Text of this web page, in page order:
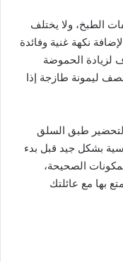
الطبخ، ولا يختلف
نكهة غنية وفائدة
لزيادة الحموضة
ليمونة طازجة إذا
لتحضير طبق السلق
بشكل جيد قبل بدء
الصحيحة،
بها مع عائلتك